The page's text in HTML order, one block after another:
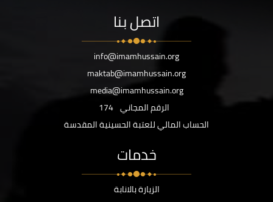
اتصل بنا
info@imamhussain.org
maktab@imamhussain.org
media@imamhussain.org
الرقم المجاني 174
الحساب المالي للعتبة الحسينية المقدسة
خدمات
الزيارة بالانابة